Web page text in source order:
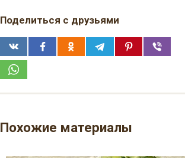
Поделиться с друзьями
Похожие материалы